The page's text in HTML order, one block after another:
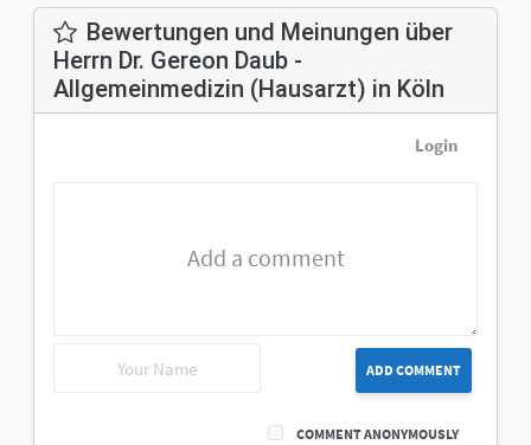
Bewertungen und Meinungen über
Herrn Dr. Gereon Daub -
Allgemeinmedizin (Hausarzt) in Köln
Login
ADD COMMENT
COMMENT ANONYMOUSLY